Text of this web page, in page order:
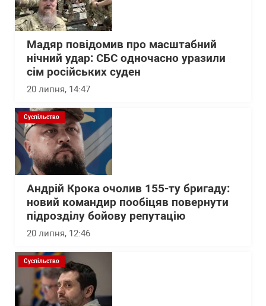
Мадяр повідомив про масштабний
нічний удар: СБС одночасно уразили
сім російських суден
20 липня, 14:47
Суспільство
Андрій Крока очолив 155-ту бригаду:
новий командир пообіцяв повернути
підрозділу бойову репутацію
20 липня, 12:46
Суспільство